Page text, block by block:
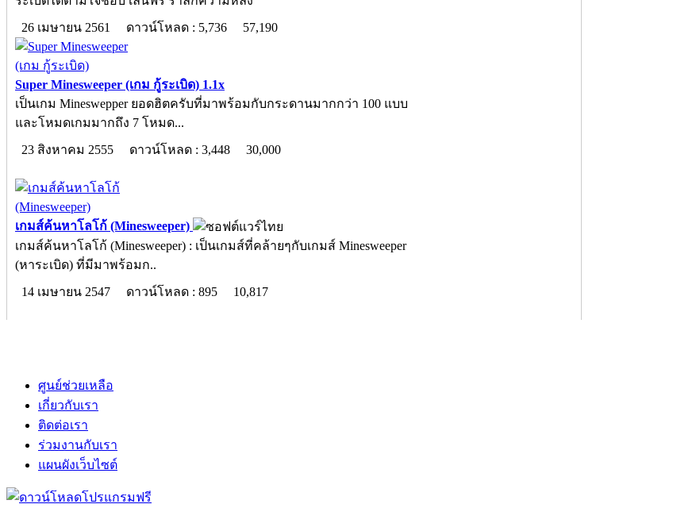
26 เมษายน 2561
ดาวน์โหลด : 5,736 57,190
Super Minesweeper (เกม กู้ระเบิด) 1.1x
เป็นเกม Mineswepper ยอดฮิตครับที่มาพร้อมกับกระดานมากกว่า 100 แบบ
และโหมดเกมมากถึง 7 โหมด...
23 สิงหาคม 2555
ดาวน์โหลด : 3,448 30,000
เกมส์ค้นหาโลโก้ (Minesweeper)
เกมส์ค้นหาโลโก้ (Minesweeper) : เป็นเกมส์ที่คล้ายๆกับเกมส์ Minesweeper
(หาระเบิด) ที่มีมาพร้อมก..
14 เมษายน 2547
ดาวน์โหลด : 895 10,817
ศูนย์ช่วยเหลือ
เกี่ยวกับเรา
ติดต่อเรา
ร่วมงานกับเรา
แผนผังเว็บไซต์